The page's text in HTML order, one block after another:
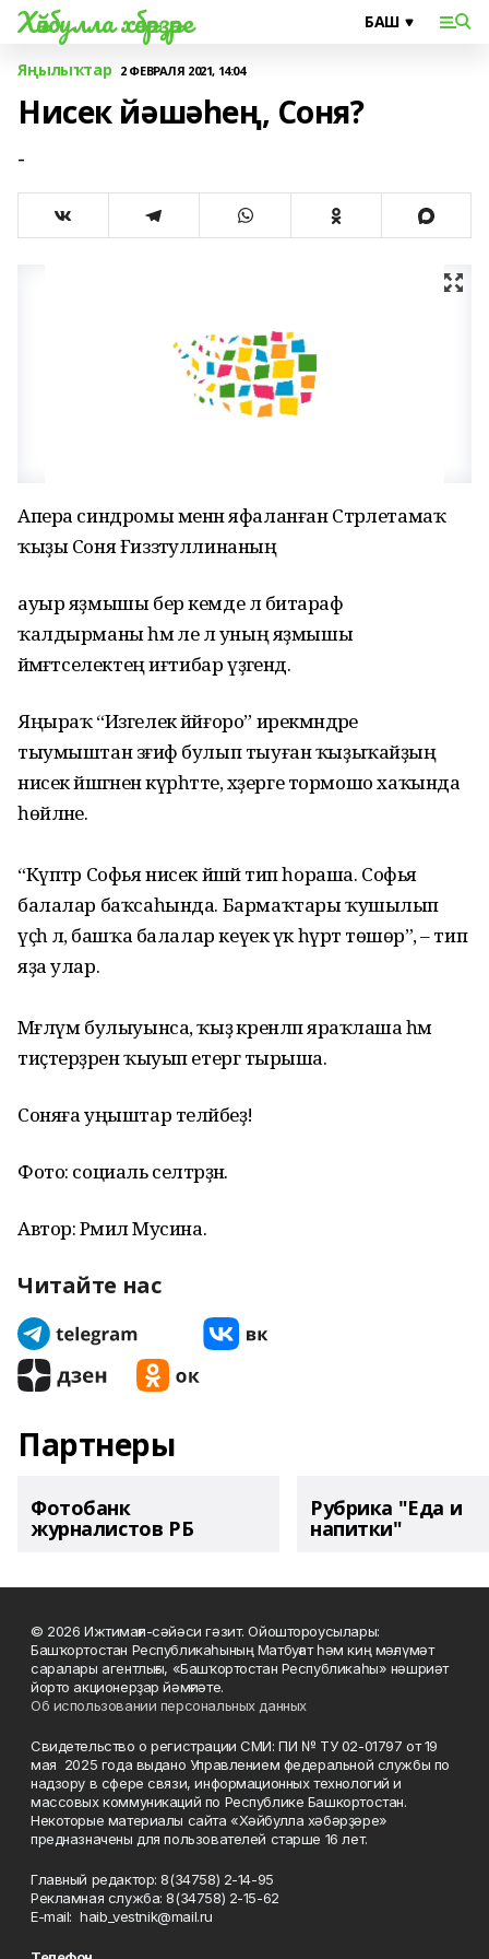
Хәйбулла хәбәрҙәре
Яңылыҡтар 2 ФЕВРАЛЯ 2021, 14:04
Нисек йәшәһең, Соня?
-
Апера синдромы менән яфаланған Стәрлетамаҡ
ҡыҙы Соня Ғиззәтуллинаның
ауыр яҙмышы бер кемде лә битараф
ҡалдырманы һәм әле лә уның яҙмышы
йәмәғәтселектең иғтибар үҙәгендә.
Яңыраҡ “Изгелек йәйғоро” ирекмәндәре
тыумыштан зәғиф булып тыуған ҡыҙыҡайҙың
нисек йәшәгәнен күрһәтте, хәҙерге тормошо хаҡында
һөйләне.
“Күптәр Софья нисек йәшәй тип һораша. Софья
балалар баҡсаһында. Бармаҡтары ҡушылып
үҫһә лә, башҡа балалар кеүек үк һүрәт төшөрә”, – тип
яҙа улар.
Мәғлүм булыуынса, ҡыҙ әкренләп яраҡлаша һәм
тиҫтерҙәрен ҡыуып етергә тырыша.
Соняға уңыштар теләйбеҙ!
Фото: социаль селтәрҙән.
Автор: Рәмилә Мусина.
Читайте нас
Партнеры
Фотобанк
журналистов РБ
Рубрика "Еда и
напитки"
© 2026 Ижтимағи-сәйәси гәзит. Ойоштороусылары:
Башҡортостан Республикаһының Матбуғат һәм киң мәғлүмәт
саралары агентлығы, «Башҡортостан Республикаһы» нәшриәт
йорто акционерҙар йәмғиәте.
Об использовании персональных данных
Свидетельство о регистрации СМИ: ПИ № ТУ 02-01797 от 19
мая 2025 года выдано Управлением федеральной службы по
надзору в сфере связи, информационных технологий и
массовых коммуникаций по Республике Башкортостан.
Некоторые материалы сайта «Хәйбулла хәбәрҙәре»
предназначены для пользователей старше 16 лет.
Главный редактор: 8(34758) 2-14-95
Рекламная служба: 8(34758) 2-15-62
Е-mаil: haib_vestnik@mail.ru